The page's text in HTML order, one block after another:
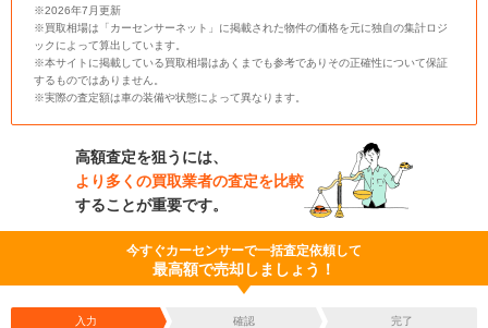
※2026年7月更新
※買取相場は「カーセンサーネット」に掲載された物件の価格を元に独自の集計ロジ
ックによって算出しています。
※本サイトに掲載している買取相場はあくまでも参考でありその正確性について保証
するものではありません。
※実際の査定額は車の装備や状態によって異なります。
高額査定を狙うには、
より多くの買取業者の査定を比較
することが重要です。
今すぐカーセンサーで一括査定依頼して
最高額で売却しましょう！
入力 確認 完了